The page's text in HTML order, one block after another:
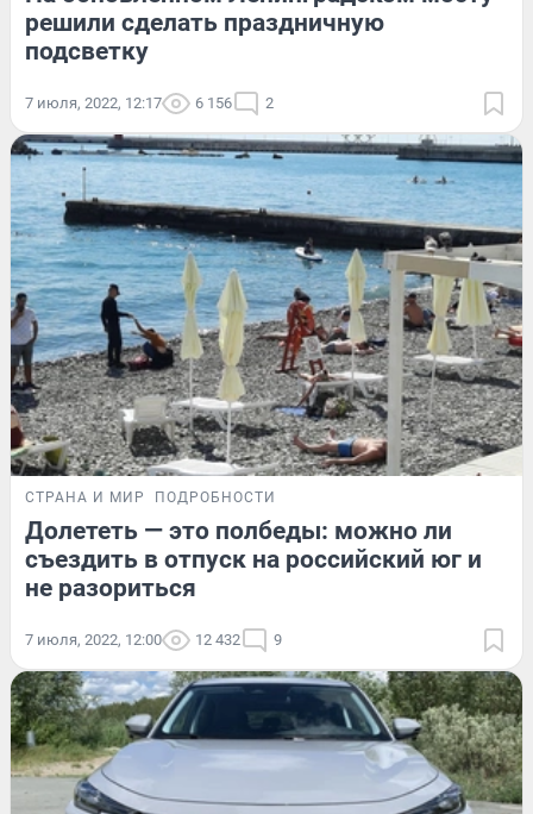
решили сделать праздничную
подсветку
7 июля, 2022, 12:17 6 156 2
СТРАНА И МИР ПОДРОБНОСТИ
Долететь — это полбеды: можно ли
съездить в отпуск на российский юг и
не разориться
7 июля, 2022, 12:00 12 432 9